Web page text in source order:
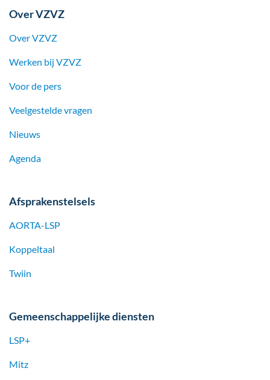
Over VZVZ
Over VZVZ
Werken bij VZVZ
Voor de pers
Veelgestelde vragen
Nieuws
Agenda
Afsprakenstelsels
AORTA-LSP
Koppeltaal
Twiin
Gemeenschappelijke diensten
LSP+
Mitz